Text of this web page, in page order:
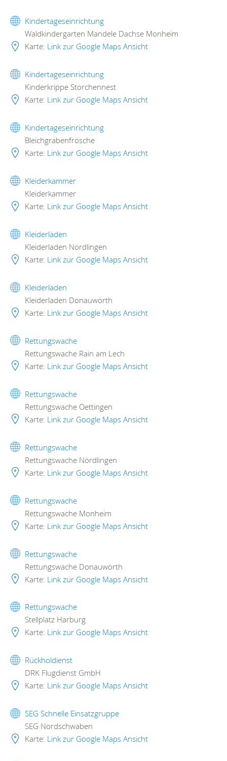
Kindertageseinrichtung
Waldkindergarten Mandele Dachse Monheim
Karte: Link zur Google Maps Ansicht
Kindertageseinrichtung
Kinderkrippe Storchennest
Karte: Link zur Google Maps Ansicht
Kindertageseinrichtung
Bleichgrabenfrösche
Karte: Link zur Google Maps Ansicht
Kleiderkammer
Kleiderkammer
Karte: Link zur Google Maps Ansicht
Kleiderläden
Kleiderladen Nördlingen
Karte: Link zur Google Maps Ansicht
Kleiderläden
Kleiderladen Donauwörth
Karte: Link zur Google Maps Ansicht
Rettungswache
Rettungswache Rain am Lech
Karte: Link zur Google Maps Ansicht
Rettungswache
Rettungswache Oettingen
Karte: Link zur Google Maps Ansicht
Rettungswache
Rettungswache Nördlingen
Karte: Link zur Google Maps Ansicht
Rettungswache
Rettungswache Monheim
Karte: Link zur Google Maps Ansicht
Rettungswache
Rettungswache Donauwörth
Karte: Link zur Google Maps Ansicht
Rettungswache
Stellplatz Harburg
Karte: Link zur Google Maps Ansicht
Rückholdienst
DRK Flugdienst GmbH
Karte: Link zur Google Maps Ansicht
SEG Schnelle Einsatzgruppe
SEG Nordschwaben
Karte: Link zur Google Maps Ansicht